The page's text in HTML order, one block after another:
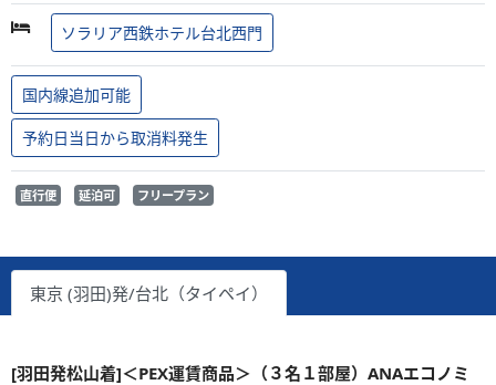
ソラリア西鉄ホテル台北西門
国内線追加可能
予約日当日から取消料発生
直行便 延泊可 フリープラン
東京 (羽田)発/台北（タイペイ）
[羽田発松山着]＜PEX運賃商品＞（３名１部屋）ANAエコノミ